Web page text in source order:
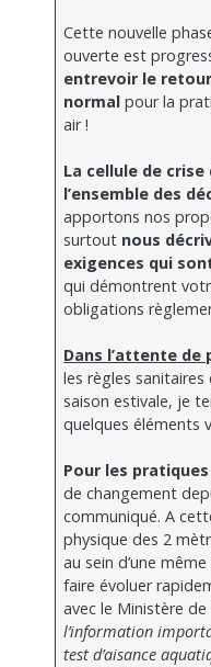
Cette nouvelle
ouverte est
entrevoir le
normal pour la
air !
La cellule de crise
l’ensemble des
apportons nos
surtout nous
exigences qui
qui démontrent
obligations
Dans l’attente de
les règles
saison estivale, je
quelques éléments
Pour les
de changement
communiqué. A
physique des 2
au sein d’une
faire évoluer
avec le Ministère
l’information
test d’aisance